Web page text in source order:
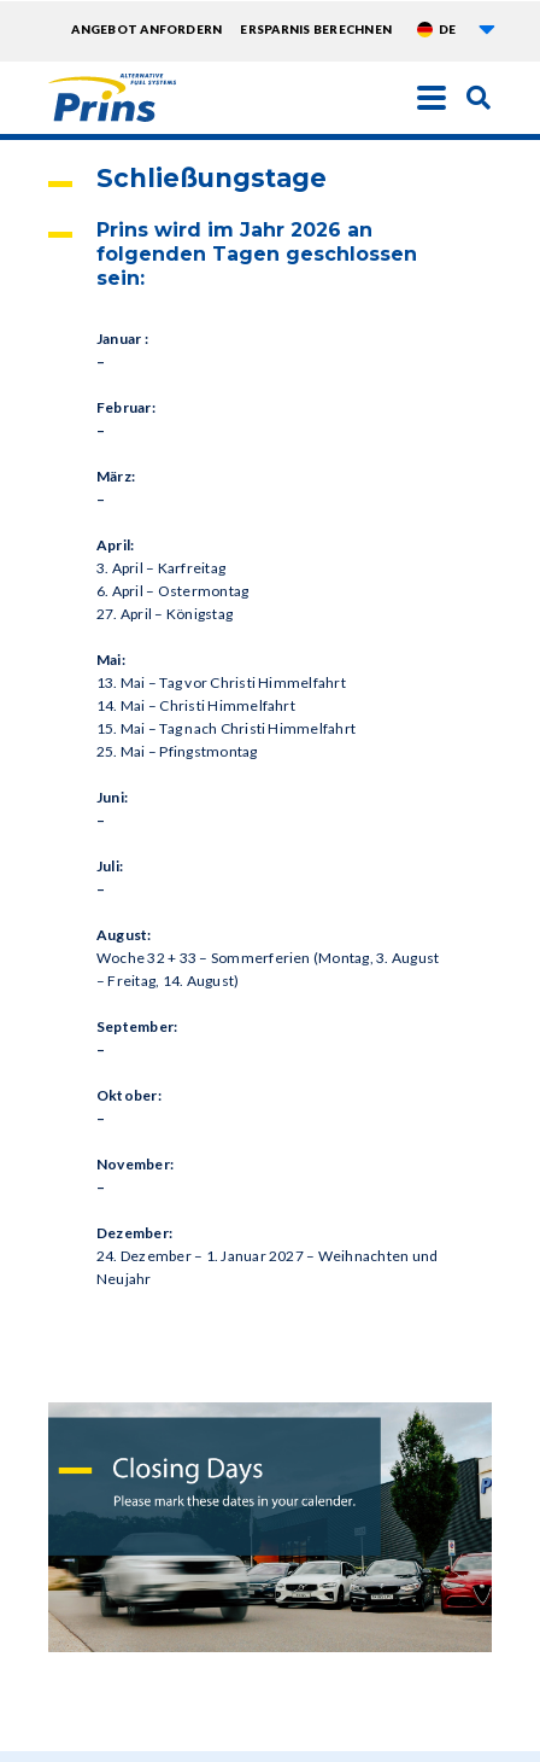
TOPMENU
ANGEBOT ANFORDERN ERSPARNIS BERECHNEN DE
Schließungstage
Prins wird im Jahr 2026 an
folgenden Tagen geschlossen
sein:
Januar :
–
Februar:
–
März:
–
April:
3. April – Karfreitag
6. April – Ostermontag
27. April – Königstag
Mai:
13. Mai – Tag vor Christi Himmelfahrt
14. Mai – Christi Himmelfahrt
15. Mai – Tag nach Christi Himmelfahrt
25. Mai – Pfingstmontag
Juni:
–
Juli:
–
August:
Woche 32 + 33 – Sommerferien (Montag, 3. August
– Freitag, 14. August)
September:
–
Oktober:
–
November:
–
Dezember:
24. Dezember – 1. Januar 2027 – Weihnachten und
Neujahr